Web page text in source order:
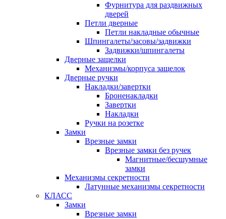
Фурнитура для раздвижных
дверей
Петли дверные
Петли накладные обычные
Шпингалеты/засовы/задвижки
Задвижки/шпингалеты
Дверные защелки
Механизмы/корпуса защелок
Дверные ручки
Накладки/завертки
Броненакладки
Завертки
Накладки
Ручки на розетке
Замки
Врезные замки
Врезные замки без ручек
Магнитные/бесшумные
замки
Механизмы секретности
Латунные механизмы секретности
КЛАСС
Замки
Врезные замки